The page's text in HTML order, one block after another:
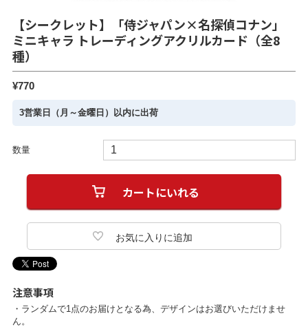
【シークレット】「侍ジャパン×名探偵コナン」
ミニキャラ トレーディングアクリルカード（全8
種）
¥770
3営業日（月～金曜日）以内に出荷
数量
注意事項
・ランダムで1点のお届けとなる為、デザインはお選びいただけませ
ん。